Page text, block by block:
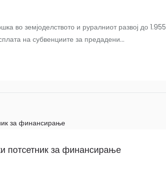
во земјоделството и руралниот развој до 1.955
на субвенциите за предадени...
потсетник за финансирање